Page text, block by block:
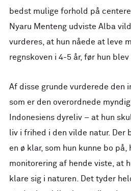
bedst mulige forhold på
Nyaru Menteng udviste Alba
vurderes, at hun nåede at leve
regnskoven i 4-5 år, før hun blev
Af disse grunde vurderede den
som er den overordnede
Indonesiens dyreliv – at hun
liv i frihed i den vilde natur.
en ø klar, som hun kunne bo
monitorering af hende viste, at
klare sig i naturen. Det tyder